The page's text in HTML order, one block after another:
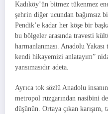
Kadıköy’ün bitmez tükenmez
şehrin diğer ucundan bağımsız
Pendik’e kadar her köşe bir
bu bölgeler arasında travesti
harmanlanması. Anadolu
kendi hikayemizi anlatayım”
yansımasıdır adeta.
Ayrıca tok sözlü Anadolu
metropol rüzgarından nasibini
düşünün. Ortaya çıkan karışım,